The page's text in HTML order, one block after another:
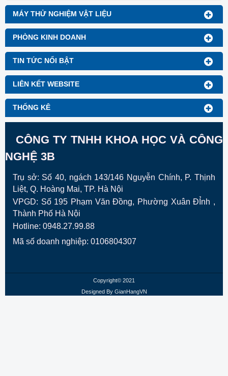
MÁY THỬ NGHIỆM VẬT LIỆU
PHÒNG KINH DOANH
TIN TỨC NỔI BẬT
LIÊN KẾT WEBSITE
THỐNG KÊ
vải khi nhuộm giống với
mẫu nhuộm Lapdip thì máy
nhuộm mô phỏng ra đời.
Máy nhuộm mẫu Jig mô
phỏng chức năng của máy
nhuộm Jigger thực tế, có
thể nhuộm như máy thực tế
CÔNG TY TNHH KHOA HỌC VÀ CÔNG
NGHỆ 3B
Trụ sở: Số 40, ngách 143/146 Nguyễn Chính, P. Thịnh
Liệt, Q. Hoàng Mai, TP. Hà Nội
VPGD: Số 195 Phạm Văn Đồng, Phường Xuân ĐỈnh ,
Thành Phố Hà Nội
Hotline: 0948.27.99.88
Mã số doanh nghiệp: 0106804307
Copyright© 2021
Designed By GianHangVN